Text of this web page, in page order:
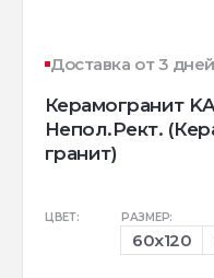
Доставка от 3 дней
Керамогранит
Непол.Рект.
гранит)
ЦВЕТ: РАЗМЕР:
60x120